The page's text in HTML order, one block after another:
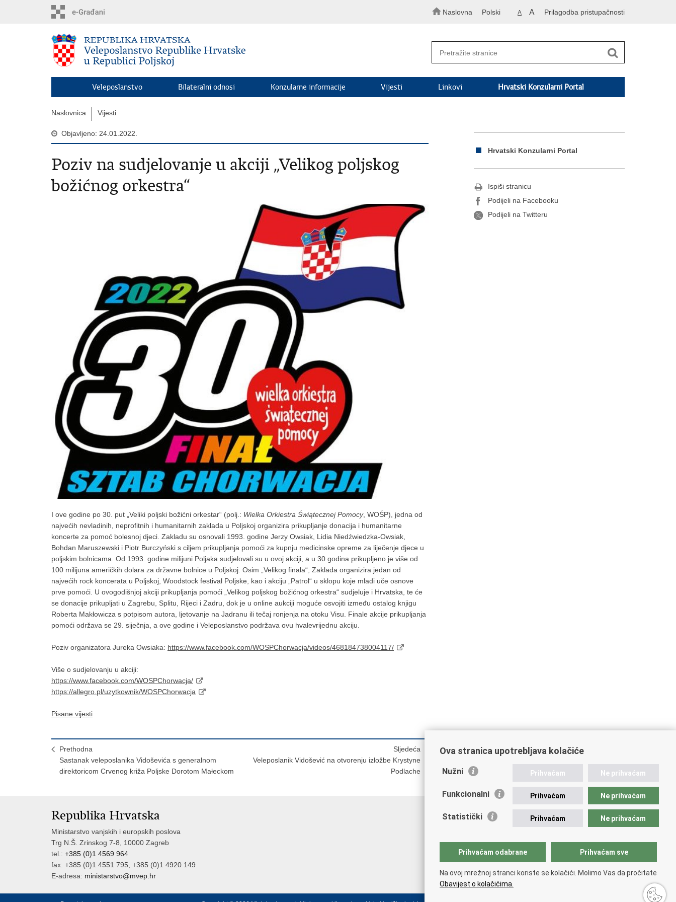
Naslovna Polski A A Prilagodba pristupačnosti
Veleposlanstvo Bilateralni odnosi Konzularne informacije Vijesti Linkovi Hrvatski Konzularni Portal
Naslovnica Vijesti
Objavljeno: 24.01.2022.
Poziv na sudjelovanje u akciji „Velikog poljskog
božićnog orkestra“
I ove godine po 30. put „Veliki poljski božićni orkestar“ (polj.: Wielka Orkiestra Świątecznej Pomocy, WOŚP), jedna od
najvećih nevladinih, neprofitnih i humanitarnih zaklada u Poljskoj organizira prikupljanje donacija i humanitarne
koncerte za pomoć bolesnoj djeci. Zakladu su osnovali 1993. godine Jerzy Owsiak, Lidia Niedźwiedzka-Owsiak,
Bohdan Maruszewski i Piotr Burczyński s ciljem prikupljanja pomoći za kupnju medicinske opreme za liječenje djece u
poljskim bolnicama. Od 1993. godine milijuni Poljaka sudjelovali su u ovoj akciji, a u 30 godina prikupljeno je više od
100 milijuna američkih dolara za državne bolnice u Poljskoj. Osim „Velikog finala“, Zaklada organizira jedan od
najvećih rock koncerata u Poljskoj, Woodstock festival Poljske, kao i akciju „Patrol“ u sklopu koje mladi uče osnove
prve pomoći. U ovogodišnjoj akciji prikupljanja pomoći „Velikog poljskog božićnog orkestra“ sudjeluje i Hrvatska, te će
se donacije prikupljati u Zagrebu, Splitu, Rijeci i Zadru, dok je u online aukciji moguće osvojiti između ostalog knjigu
Roberta Makłowicza s potpisom autora, ljetovanje na Jadranu ili tečaj ronjenja na otoku Visu. Finale akcije prikupljanja
pomoći održava se 29. siječnja, a ove godine i Veleposlanstvo podržava ovu hvalevrijednu akciju.
Poziv organizatora Jureka Owsiaka: https://www.facebook.com/WOSPChorwacja/videos/468184738004117/
Više o sudjelovanju u akciji:
https://www.facebook.com/WOSPChorwacja/
https://allegro.pl/uzytkownik/WOSPChorwacja
Pisane vijesti
Prethodna
Sastanak veleposlanika Vidoševića s generalnom
direktoricom Crvenog križa Poljske Dorotom Małeckom
Sljedeća
Veleposlanik Vidošević na otvorenju izložbe Krystyne
Podlache
Hrvatski Konzularni Portal
Ispiši stranicu
Podijeli na Facebooku
Podijeli na Twitteru
Republika Hrvatska
Ministarstvo vanjskih i europskih poslova
Trg N.Š. Zrinskog 7-8, 10000 Zagreb
tel.: +385 (0)1 4569 964
fax: +385 (0)1 4551 795, +385 (0)1 4920 149
E-adresa: ministarstvo@mvep.hr
Ova stranica upotrebljava kolačiće
Nužni Prihvaćam Ne prihvaćam
Funkcionalni Prihvaćam Ne prihvaćam
Statistički Prihvaćam Ne prihvaćam
Prihvaćam odabrane Prihvaćam sve
Na ovoj mrežnoj stranci koriste se kolačići. Molimo Vas da pročitate
Obavijest o kolačićima.